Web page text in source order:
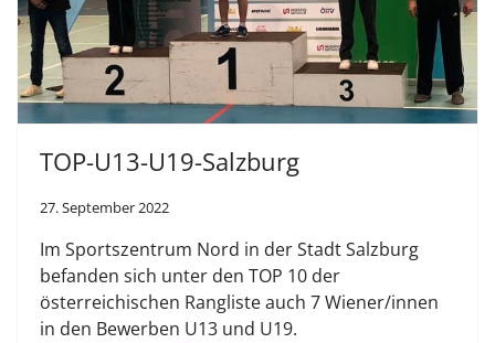
TOP-U13-U19-Salzburg
27. September 2022
Im Sportszentrum Nord in der Stadt Salzburg
befanden sich unter den TOP 10 der
österreichischen Rangliste auch 7 Wiener/innen
in den Bewerben U13 und U19.